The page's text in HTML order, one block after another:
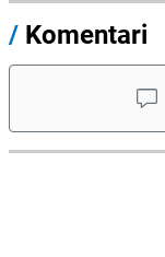
/ Komentari